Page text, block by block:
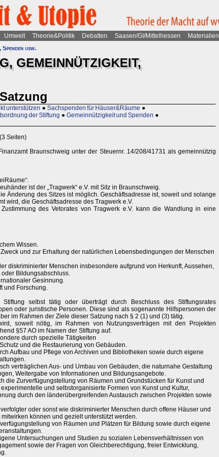
Umwelt Theorie&Politik Debatten Saasen/GI/Mittelhessen Materialien
Spenden usw.
GEMEINNÜTZIGKEIT,
unterstützen ● Sachspenden für Häuser&Räume ●
der Stiftung ● Gemeinnützigkeit und Spenden ●
Seiten)
Braunschweig unter der Steuernr. 14/208/41731 als gemeinnützig
ist der „Tragwerk“ e.V. mit Sitz in Braunschweig.
Änderung des Sitzes ist möglich. Geschäftsadresse ist, soweit und solange
wird, die Geschäftsadresse des Tragwerk e.V.
des Vetorates von Tragwerk e.V. kann die Wandlung in eine
Wissen.
und zur Erhaltung der natürlichen Lebensbedingungen der Menschen
diskriminierter Menschen insbesondere aufgrund von Herkunft, Aussehen,
Bildungsabschluss.
Gesinnung.
und Forschung.
selbst tätig oder überträgt durch Beschluss des Stiftungsrates
oder juristische Personen. Diese sind als sogenannte Hilfspersonen der
im Rahmen der Ziele dieser Satzung nach § 2 (1) und (3) tätig.
soweit nötig, im Rahmen von Nutzungsverträgen mit den Projekten
§57 AO im Namen der Stiftung auf.
durch spezielle Tätigkeiten
und die Restaurierung von Gebäuden.
Aufbau und Pflege von Archiven und Bibliotheken sowie durch eigene
verträglichen Aus- und Umbau von Gebäuden, die naturnahe Gestaltung
Weitergabe von Informationen und Bildungsangebote.
die Zurverfügungstellung von Räumen und Grundstücken für Kunst und
und selbstorganisierte Formen von Kunst und Kultur,
durch den länderübergreifenden Austausch zwischen Projekten sowie
oder sonst wie diskriminierter Menschen durch offene Häuser und
können und gezielt unterstützt werden.
von Räumen und Plätzen für Bildung sowie durch eigene
Untersuchungen und Studien zu sozialen Lebensverhältnissen von
sowie der Fragen von Gleichberechtigung, freier Entwicklung,